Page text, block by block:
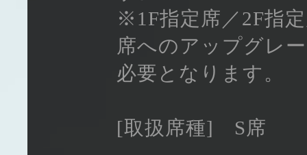
※1F指定席／2F指
席へのアップグレ
必要となります。
[取扱席種] S席